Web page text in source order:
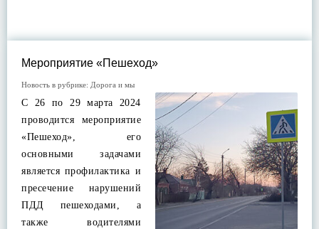
Мероприятие «Пешеход»
Новость в рубрике: Дорога и мы
С 26 по 29 марта 2024
проводится мероприятие
«Пешеход», его
основными задачами
является профилактика и
пресечение нарушений
ПДД пешеходами, а
также водителями